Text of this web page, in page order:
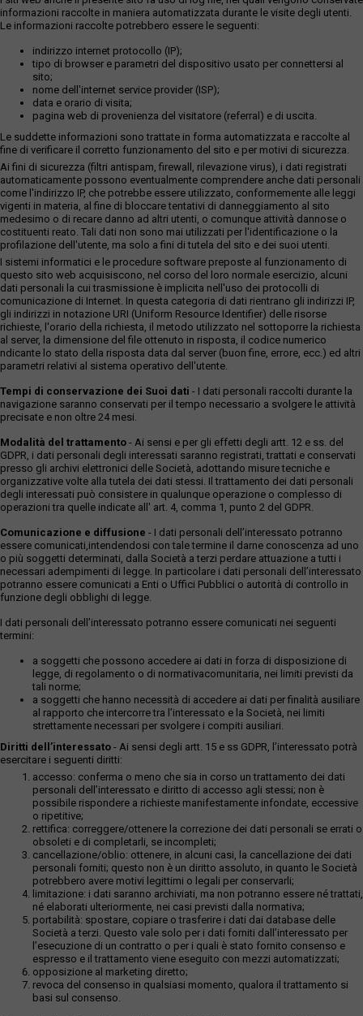
informazioni raccolte in maniera automatizzata durante le visite degli utenti.
Le informazioni raccolte potrebbero essere le seguenti:
indirizzo internet protocollo (IP);
tipo di browser e parametri del dispositivo usato per connettersi al
sito;
nome dell'internet service provider (ISP);
data e orario di visita;
pagina web di provenienza del visitatore (referral) e di uscita.
Le suddette informazioni sono trattate in forma automatizzata e raccolte al
fine di verificare il corretto funzionamento del sito e per motivi di sicurezza.
Ai fini di sicurezza (filtri antispam, firewall, rilevazione virus), i dati registrati
automaticamente possono eventualmente comprendere anche dati personali
come l'indirizzo IP, che potrebbe essere utilizzato, conformemente alle leggi
vigenti in materia, al fine di bloccare tentativi di danneggiamento al sito
medesimo o di recare danno ad altri utenti, o comunque attività dannose o
costituenti reato. Tali dati non sono mai utilizzati per l'identificazione o la
profilazione dell'utente, ma solo a fini di tutela del sito e dei suoi utenti.
I sistemi informatici e le procedure software preposte al funzionamento di
questo sito web acquisiscono, nel corso del loro normale esercizio, alcuni
dati personali la cui trasmissione è implicita nell'uso dei protocolli di
comunicazione di Internet. In questa categoria di dati rientrano gli indirizzi IP,
gli indirizzi in notazione URI (Uniform Resource Identifier) delle risorse
richieste, l'orario della richiesta, il metodo utilizzato nel sottoporre la richiesta
al server, la dimensione del file ottenuto in risposta, il codice numerico
ndicante lo stato della risposta data dal server (buon fine, errore, ecc.) ed altri
parametri relativi al sistema operativo dell'utente.
Tempi di conservazione dei Suoi dati - I dati personali raccolti durante la
navigazione saranno conservati per il tempo necessario a svolgere le attività
precisate e non oltre 24 mesi.
Modalità del trattamento - Ai sensi e per gli effetti degli artt. 12 e ss. del
GDPR, i dati personali degli interessati saranno registrati, trattati e conservati
presso gli archivi elettronici delle Società, adottando misure tecniche e
organizzative volte alla tutela dei dati stessi. Il trattamento dei dati personali
degli interessati può consistere in qualunque operazione o complesso di
operazioni tra quelle indicate all' art. 4, comma 1, punto 2 del GDPR.
Comunicazione e diffusione - I dati personali dell’interessato potranno
essere comunicati,intendendosi con tale termine il darne conoscenza ad uno
o più soggetti determinati, dalla Società a terzi perdare attuazione a tutti i
necessari adempimenti di legge. In particolare i dati personali dell’interessato
potranno essere comunicati a Enti o Uffici Pubblici o autorità di controllo in
funzione degli obblighi di legge.
I dati personali dell’interessato potranno essere comunicati nei seguenti
termini:
a soggetti che possono accedere ai dati in forza di disposizione di
legge, di regolamento o di normativacomunitaria, nei limiti previsti da
tali norme;
a soggetti che hanno necessità di accedere ai dati per finalità ausiliare
al rapporto che intercorre tra l’interessato e la Società, nei limiti
strettamente necessari per svolgere i compiti ausiliari.
Diritti dell’interessato - Ai sensi degli artt. 15 e ss GDPR, l’interessato potrà
esercitare i seguenti diritti:
accesso: conferma o meno che sia in corso un trattamento dei dati
personali dell’interessato e diritto di accesso agli stessi; non è
possibile rispondere a richieste manifestamente infondate, eccessive
o ripetitive;
rettifica: correggere/ottenere la correzione dei dati personali se errati o
obsoleti e di completarli, se incompleti;
cancellazione/oblio: ottenere, in alcuni casi, la cancellazione dei dati
personali forniti; questo non è un diritto assoluto, in quanto le Società
potrebbero avere motivi legittimi o legali per conservarli;
limitazione: i dati saranno archiviati, ma non potranno essere né trattati,
né elaborati ulteriormente, nei casi previsti dalla normativa;
portabilità: spostare, copiare o trasferire i dati dai database delle
Società a terzi. Questo vale solo per i dati forniti dall’interessato per
l’esecuzione di un contratto o per i quali è stato fornito consenso e
espresso e il trattamento viene eseguito con mezzi automatizzati;
opposizione al marketing diretto;
revoca del consenso in qualsiasi momento, qualora il trattamento si
basi sul consenso.